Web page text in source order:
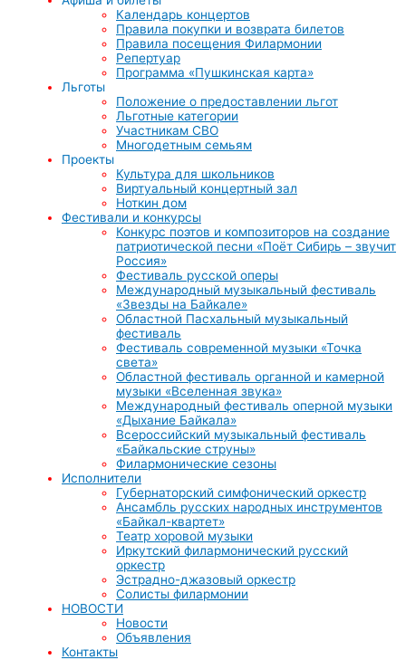
Календарь концертов
Правила покупки и возврата билетов
Правила посещения Филармонии
Репертуар
Программа «Пушкинская карта»
Льготы
Положение о предоставлении льгот
Льготные категории
Участникам СВО
Многодетным семьям
Проекты
Культура для школьников
Виртуальный концертный зал
Ноткин дом
Фестивали и конкурсы
Конкурс поэтов и композиторов на создание
патриотической песни «Поёт Сибирь – звучит
Россия»
Фестиваль русской оперы
Международный музыкальный фестиваль
«Звезды на Байкале»
Областной Пасхальный музыкальный
фестиваль
Фестиваль современной музыки «Точка
света»
Областной фестиваль органной и камерной
музыки «Вселенная звука»
Международный фестиваль оперной музыки
«Дыхание Байкала»
Всероссийский музыкальный фестиваль
«Байкальские струны»
Филармонические сезоны
Исполнители
Губернаторский симфонический оркестр
Ансамбль русских народных инструментов
«Байкал-квартет»
Театр хоровой музыки
Иркутский филармонический русский
оркестр
Эстрадно-джазовый оркестр
Солисты филармонии
НОВОСТИ
Новости
Объявления
Контакты